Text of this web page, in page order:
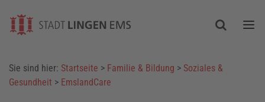
Sie sind hier: Startseite > Familie & Bildung > Soziales &
Gesundheit > EmslandCare